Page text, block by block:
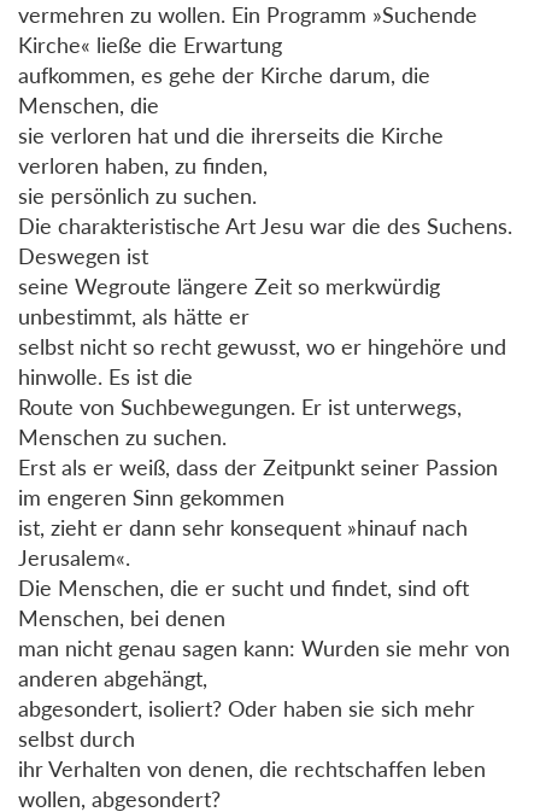
vermehren zu wollen. Ein Programm »Suchende
Kirche« ließe die Erwartung
aufkommen, es gehe der Kirche darum, die
Menschen, die
sie verloren hat und die ihrerseits die Kirche
verloren haben, zu finden,
sie persönlich zu suchen.
Die charakteristische Art Jesu war die des Suchens.
Deswegen ist
seine Wegroute längere Zeit so merkwürdig
unbestimmt, als hätte er
selbst nicht so recht gewusst, wo er hingehöre und
hinwolle. Es ist die
Route von Suchbewegungen. Er ist unterwegs,
Menschen zu suchen.
Erst als er weiß, dass der Zeitpunkt seiner Passion
im engeren Sinn gekommen
ist, zieht er dann sehr konsequent »hinauf nach
Jerusalem«.
Die Menschen, die er sucht und findet, sind oft
Menschen, bei denen
man nicht genau sagen kann: Wurden sie mehr von
anderen abgehängt,
abgesondert, isoliert? Oder haben sie sich mehr
selbst durch
ihr Verhalten von denen, die rechtschaffen leben
wollen, abgesondert?